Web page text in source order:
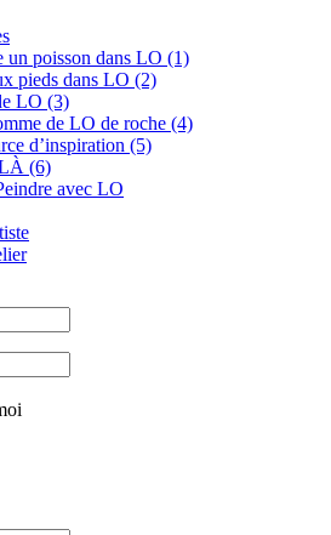
un poisson dans LO (1)
pieds dans LO (2)
LO (3)
de LO de roche (4)
d’inspiration (5)
(6)
avec LO